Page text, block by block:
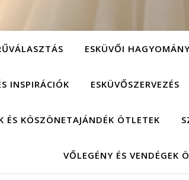
ESKÜVŐI
INSPIRÁCIÓK ESKÜVŐSZERVEZÉS
ÉS KÖSZÖNETAJÁNDÉK ÖTLETEK
VŐLEGÉNY ÉS VENDÉGEK